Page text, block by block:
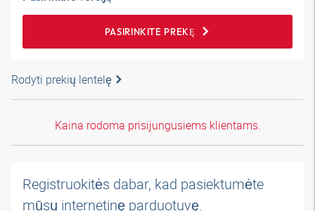
PASIRINKITE PREKĘ
Rodyti prekių lentelę
Kaina rodoma prisijungusiems klientams.
Registruokitės dabar, kad pasiektumėte
mūsų internetinę parduotuvę.